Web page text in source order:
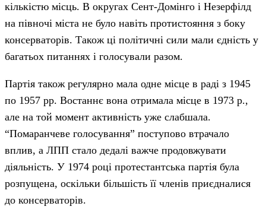
кількістю місць. В округах Сент-Домінго і Незерфілд
на півночі міста не було навіть протистояння з боку
консерваторів. Також ці політичні сили мали єдність у
багатьох питаннях і голосували разом.
Партія також регулярно мала одне місце в раді з 1945
по 1957 рр. Востаннє вона отримала місце в 1973 р.,
але на той момент активність уже слабшала.
“Помаранчеве голосування” поступово втрачало
вплив, а ЛПП стало дедалі важче продовжувати
діяльність. У 1974 році протестантська партія була
розпущена, оскільки більшість її членів приєдналися
до консерваторів.